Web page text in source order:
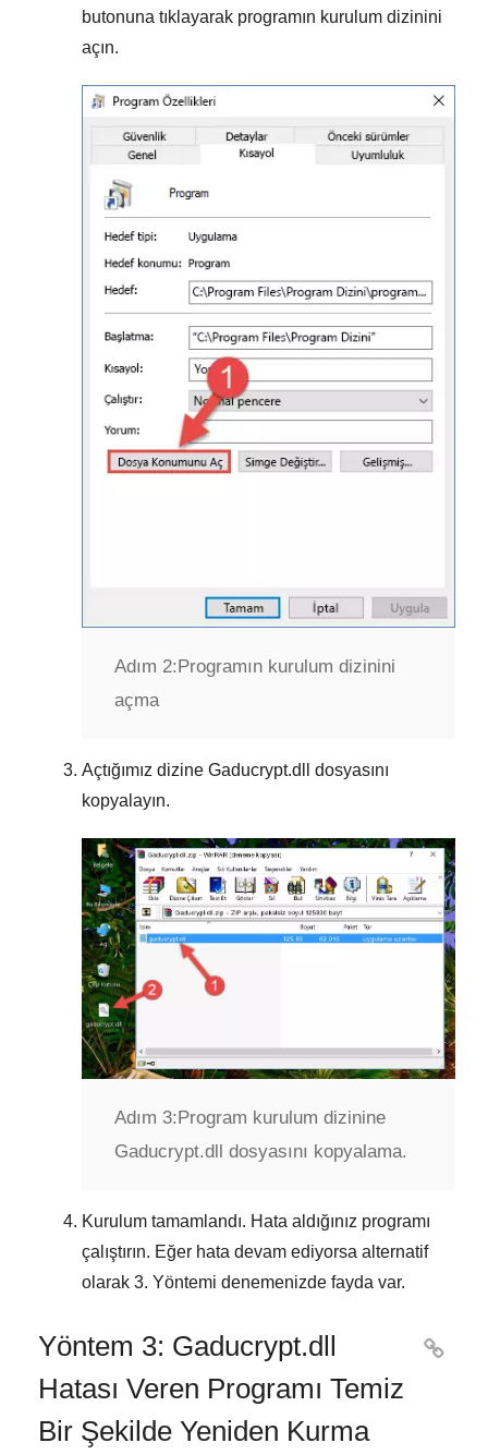
butonuna tıklayarak programın kurulum dizinini
açın.
Adım 2:Programın kurulum dizinini
açma
Açtığımız dizine Gaducrypt.dll
dosyasını
kopyalayın.
Adım 3:Program kurulum dizinine
Gaducrypt.dll dosyasını kopyalama.
Kurulum tamamlandı. Hata aldığınız programı
çalıştırın. Eğer hata devam ediyorsa alternatif
olarak 3. Yöntemi denemenizde fayda var.
Yöntem 3: Gaducrypt.dll
Hatası Veren Programı Temiz
Bir Şekilde Yeniden Kurma
